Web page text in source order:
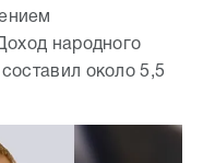
народного
около 5,5